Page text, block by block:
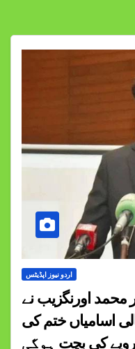
اردو نیوز اپڈیٹس
محمد اورنگزیب نے
ہزار خالی اسامیاں ختم کی